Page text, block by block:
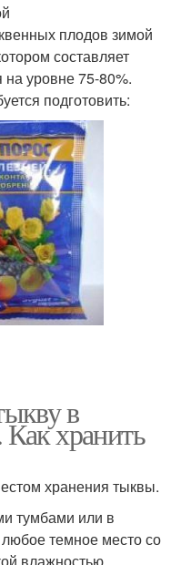
плодов зимой
составляет
на уровне 75-80%.
подготовить:
в
хранить
хранения тыквы.
тумбами или в
темное место со
влажностью